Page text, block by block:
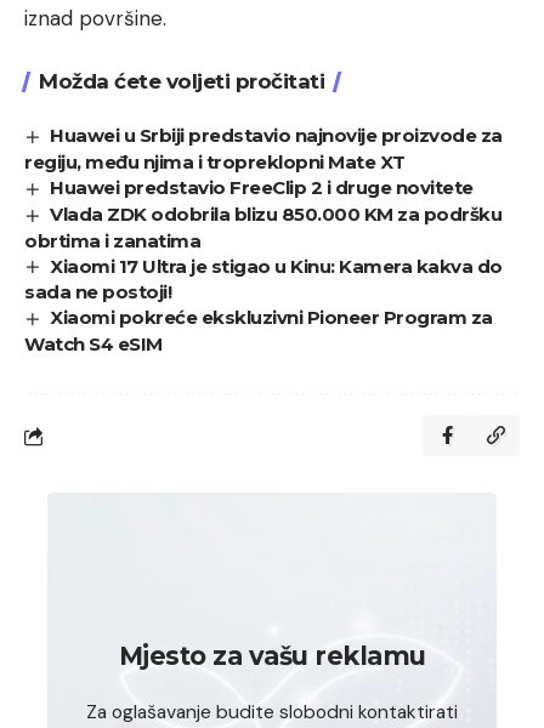
iznad površine.
Možda ćete voljeti pročitati
Huawei u Srbiji predstavio najnovije proizvode za
regiju, među njima i tropreklopni Mate XT
Huawei predstavio FreeClip 2 i druge novitete
Vlada ZDK odobrila blizu 850.000 KM za podršku
obrtima i zanatima
Xiaomi 17 Ultra je stigao u Kinu: Kamera kakva do
sada ne postoji!
Xiaomi pokreće ekskluzivni Pioneer Program za
Watch S4 eSIM
Mjesto za vašu reklamu
Za oglašavanje budite slobodni kontaktirati